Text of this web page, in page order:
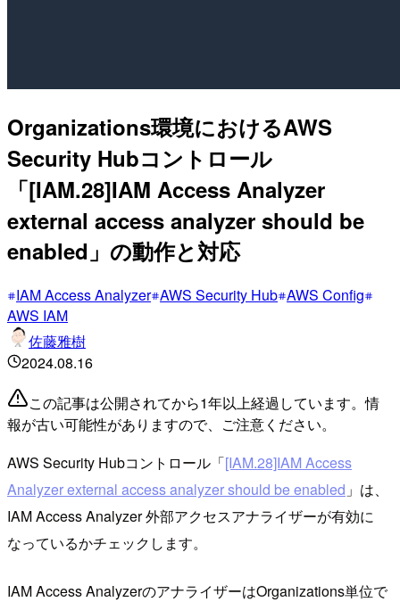
Organizations環境におけるAWS
Security Hubコントロール
「[IAM.28]IAM Access Analyzer
external access analyzer should be
enabled」の動作と対応
IAM Access Analyzer AWS Security Hub AWS Config
AWS IAM
佐藤雅樹
2024.08.16
この記事は公開されてから1年以上経過しています。情
報が古い可能性がありますので、ご注意ください。
AWS Security Hubコントロール「[IAM.28]IAM Access
Analyzer external access analyzer should be enabled 」は、
IAM Access Analyzer 外部アクセスアナライザーが有効に
なっているかチェックします。
IAM Access AnalyzerのアナライザーはOrganizations単位で